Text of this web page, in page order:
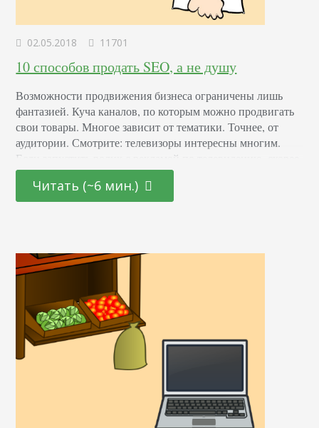
02.05.2018 11701
10 способов продать SEO, а не душу
Возможности продвижения бизнеса ограничены лишь
фантазией. Куча каналов, по которым можно продвигать
свои товары. Многое зависит от тематики. Точнее, от
аудитории. Смотрите: телевизоры интересны многим.
Если запустить ролик с рекламой по телевидению, скорее
всего, это зайдет аудитории. Раз человек смотрит
телевизор, то по определению, он в группе тех, кому
интересны эти девайсы. Другое дело, что трудно
Читать (~6 мин.)